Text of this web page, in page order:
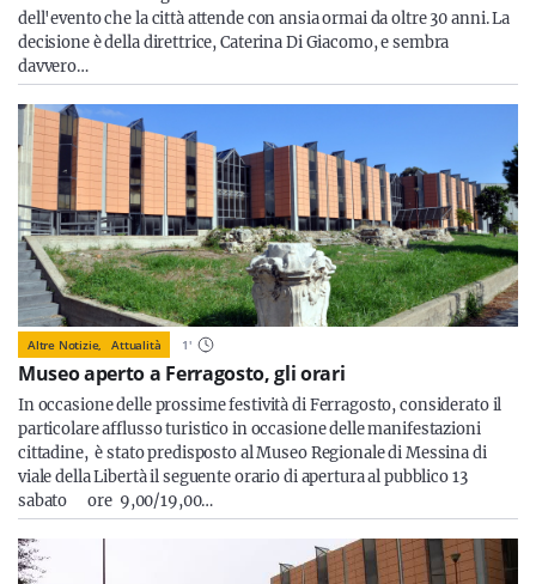
dell'evento che la città attende con ansia ormai da oltre 30 anni. La
decisione è della direttrice, Caterina Di Giacomo, e sembra
davvero…
Altre Notizie, Attualità 1'
Museo aperto a Ferragosto, gli orari
In occasione delle prossime festività di Ferragosto, considerato il
particolare afflusso turistico in occasione delle manifestazioni
cittadine, è stato predisposto al Museo Regionale di Messina di
viale della Libertà il seguente orario di apertura al pubblico 13
sabato ore 9,00/19,00…